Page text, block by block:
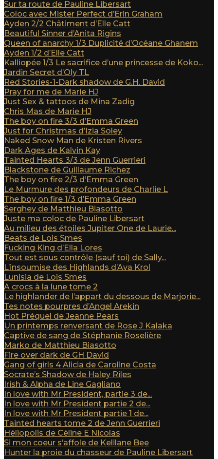
Sur ta route de Pauline Libersart
Coloc avec Mister Perfect d’Erin Graham
Ayden 2/2 Châtiment d’Elle Catt
Beautiful Sinner d’Anita Rigins
Queen of anarchy 1/3 Duplicité d’Océane Ghanem
Ayden 1/2 d’Elle Catt
Kalliopée 1/3 Le sacrifice d’une princesse de Koko...
Jardin Secret d’Oly TL
Red Stories-1-Dark shadow de G.H. David
Pray for me de Marie HJ
Just Sex & tattoos de Mina Zadig
Chris Mas de Marie HJ
The boy on fire 3/3 d’Emma Green
Just for Christmas d’Izia Soley
Naked Snow Man de Kristen Rivers
Dark Ages de Kalvin Kay
Tainted Hearts 3/3 de Jenn Guerrieri
Blackstone de Guillaume Richez
The boy on fire 2/3 d’Emma Green
Le Murmure des profondeurs de Charlie L
The boy on fire 1/3 d’Emma Green
Serghey de Matthieu Biasotto
Juste ma coloc de Pauline Libersart
Au milieu des étoiles Jupiter One de Laurie...
Beats de Lois Smes
Fucking King d’Ella Lores
Tout est sous contrôle (sauf toi) de Sally...
L’insoumise des Highlands d’Ava Krol
Lunisia de Lois Smes
A crocs à la lune tome 2
Le highlander de l’appart du dessous de Marjorie...
Tes notes pourpres d’Angel Arekin
Hot Préquel de Jeanne Pears
Un printemps renversant de Rose J Kalaka
Captive de sang de Stéphanie Roselière
Marko de Matthieu Biasotto
Fire over dark de GH David
Gang of girls 4 Alicia de Caroline Costa
Socrate’s Shadow de Haley Riles
Irish & Alpha de Line Gagliano
In love with Mr President, partie 3 de...
In love with Mr President partie 2 de...
In love with Mr President partie 1 de...
Tainted hearts tome 2 de Jenn Guerrieri
Héliopolis de Céline E Nicolas
Si mon coeur s’affole de Kelilane Bee
Hunter la proie du chasseur de Pauline Libersart